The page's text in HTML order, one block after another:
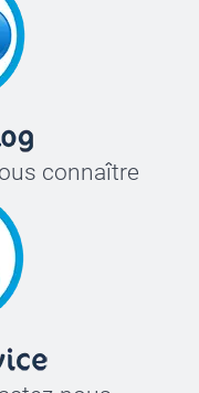
connaître